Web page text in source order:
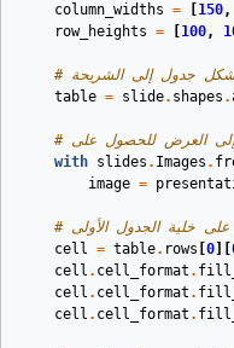
column_widths = 150,
row_heights = 100,
table = slide. shapes .
with slides . Images .
image =
cell = table. rows 0
cell . cell_format .
cell . cell_format .
cell . cell_format .